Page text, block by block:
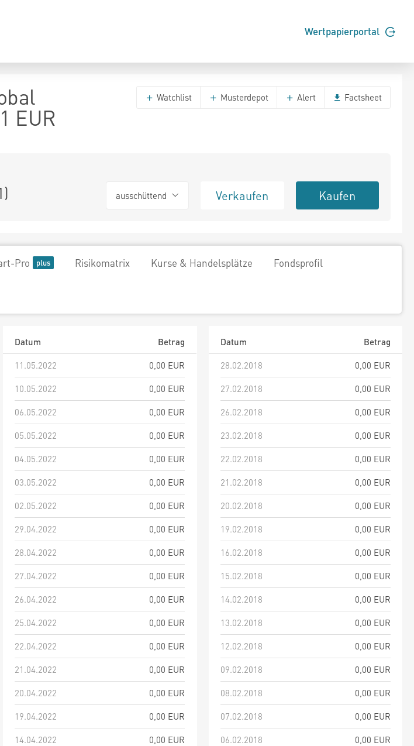
Wertpapierportal
EUR
Watchlist Musterdepot Alert Factsheet
) ausschüttend Verkaufen Kaufen
Pro Risikomatrix Kurse & Handelsplätze Fondsprofil
Datum
Betrag
11.05.2022
0,00 EUR
10.05.2022
0,00 EUR
06.05.2022
0,00 EUR
05.05.2022
0,00 EUR
04.05.2022
0,00 EUR
03.05.2022
0,00 EUR
02.05.2022
0,00 EUR
29.04.2022
0,00 EUR
28.04.2022
0,00 EUR
27.04.2022
0,00 EUR
26.04.2022
0,00 EUR
25.04.2022
0,00 EUR
22.04.2022
0,00 EUR
21.04.2022
0,00 EUR
20.04.2022
0,00 EUR
19.04.2022
0,00 EUR
14.04.2022
0,00 EUR
Datum
Betrag
28.02.2018
0,00 EUR
27.02.2018
0,00 EUR
26.02.2018
0,00 EUR
23.02.2018
0,00 EUR
22.02.2018
0,00 EUR
21.02.2018
0,00 EUR
20.02.2018
0,00 EUR
19.02.2018
0,00 EUR
16.02.2018
0,00 EUR
15.02.2018
0,00 EUR
14.02.2018
0,00 EUR
13.02.2018
0,00 EUR
12.02.2018
0,00 EUR
09.02.2018
0,00 EUR
08.02.2018
0,00 EUR
07.02.2018
0,00 EUR
06.02.2018
0,00 EUR